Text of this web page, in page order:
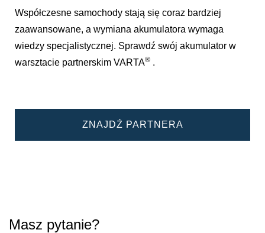
Współczesne samochody stają się coraz bardziej
zaawansowane, a wymiana akumulatora wymaga
wiedzy specjalistycznej. Sprawdź swój akumulator w
warsztacie partnerskim VARTA® .
ZNAJDŹ PARTNERA
Masz pytanie?